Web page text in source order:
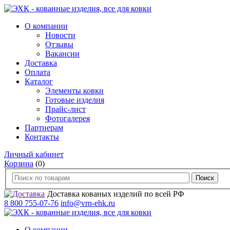
О компании
Новости
Отзывы
Вакансии
Доставка
Оплата
Каталог
Элементы ковки
Готовые изделия
Прайс-лист
Фотогалерея
Партнерам
Контакты
Личный кабинет
Корзина (0)
Доставка кованых изделий по всей РФ
8 800 755-07-76 info@vrn-ehk.ru